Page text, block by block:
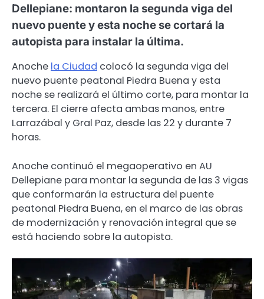
Dellepiane: montaron la segunda viga del
nuevo puente y esta noche se cortará la
autopista para instalar la última.
Anoche la Ciudad colocó la segunda viga del
nuevo puente peatonal Piedra Buena y esta
noche se realizará el último corte, para montar la
tercera. El cierre afecta ambas manos, entre
Larrazábal y Gral Paz, desde las 22 y durante 7
horas.
Anoche continuó el megaoperativo en AU
Dellepiane para montar la segunda de las 3 vigas
que conformarán la estructura del puente
peatonal Piedra Buena, en el marco de las obras
de modernización y renovación integral que se
está haciendo sobre la autopista.